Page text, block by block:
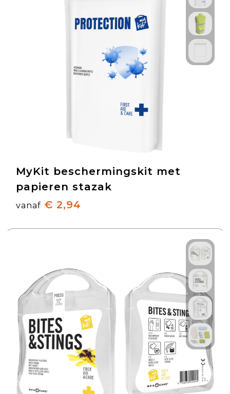
MyKit beschermingskit met
papieren stazak
vanaf € 2,94